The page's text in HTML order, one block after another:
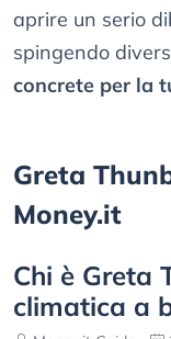
aprire un serio
spingendo
concrete per la
Greta
Money.it
Chi è Greta
climatica a